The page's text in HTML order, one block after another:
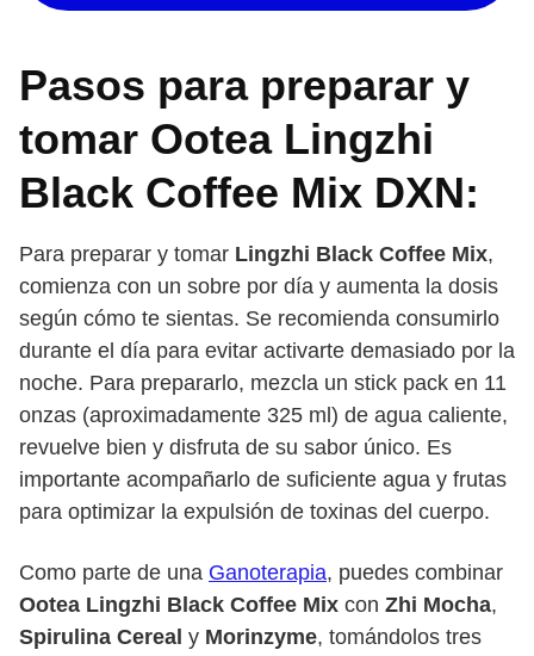
Pasos para preparar y
tomar Ootea Lingzhi
Black Coffee Mix DXN:
Para preparar y tomar Lingzhi Black Coffee Mix,
comienza con un sobre por día y aumenta la dosis
según cómo te sientas. Se recomienda consumirlo
durante el día para evitar activarte demasiado por la
noche. Para prepararlo, mezcla un stick pack en 11
onzas (aproximadamente 325 ml) de agua caliente,
revuelve bien y disfruta de su sabor único. Es
importante acompañarlo de suficiente agua y frutas
para optimizar la expulsión de toxinas del cuerpo.
Como parte de una Ganoterapia, puedes combinar
Ootea Lingzhi Black Coffee Mix con Zhi Mocha,
Spirulina Cereal y Morinzyme, tomándolos tres